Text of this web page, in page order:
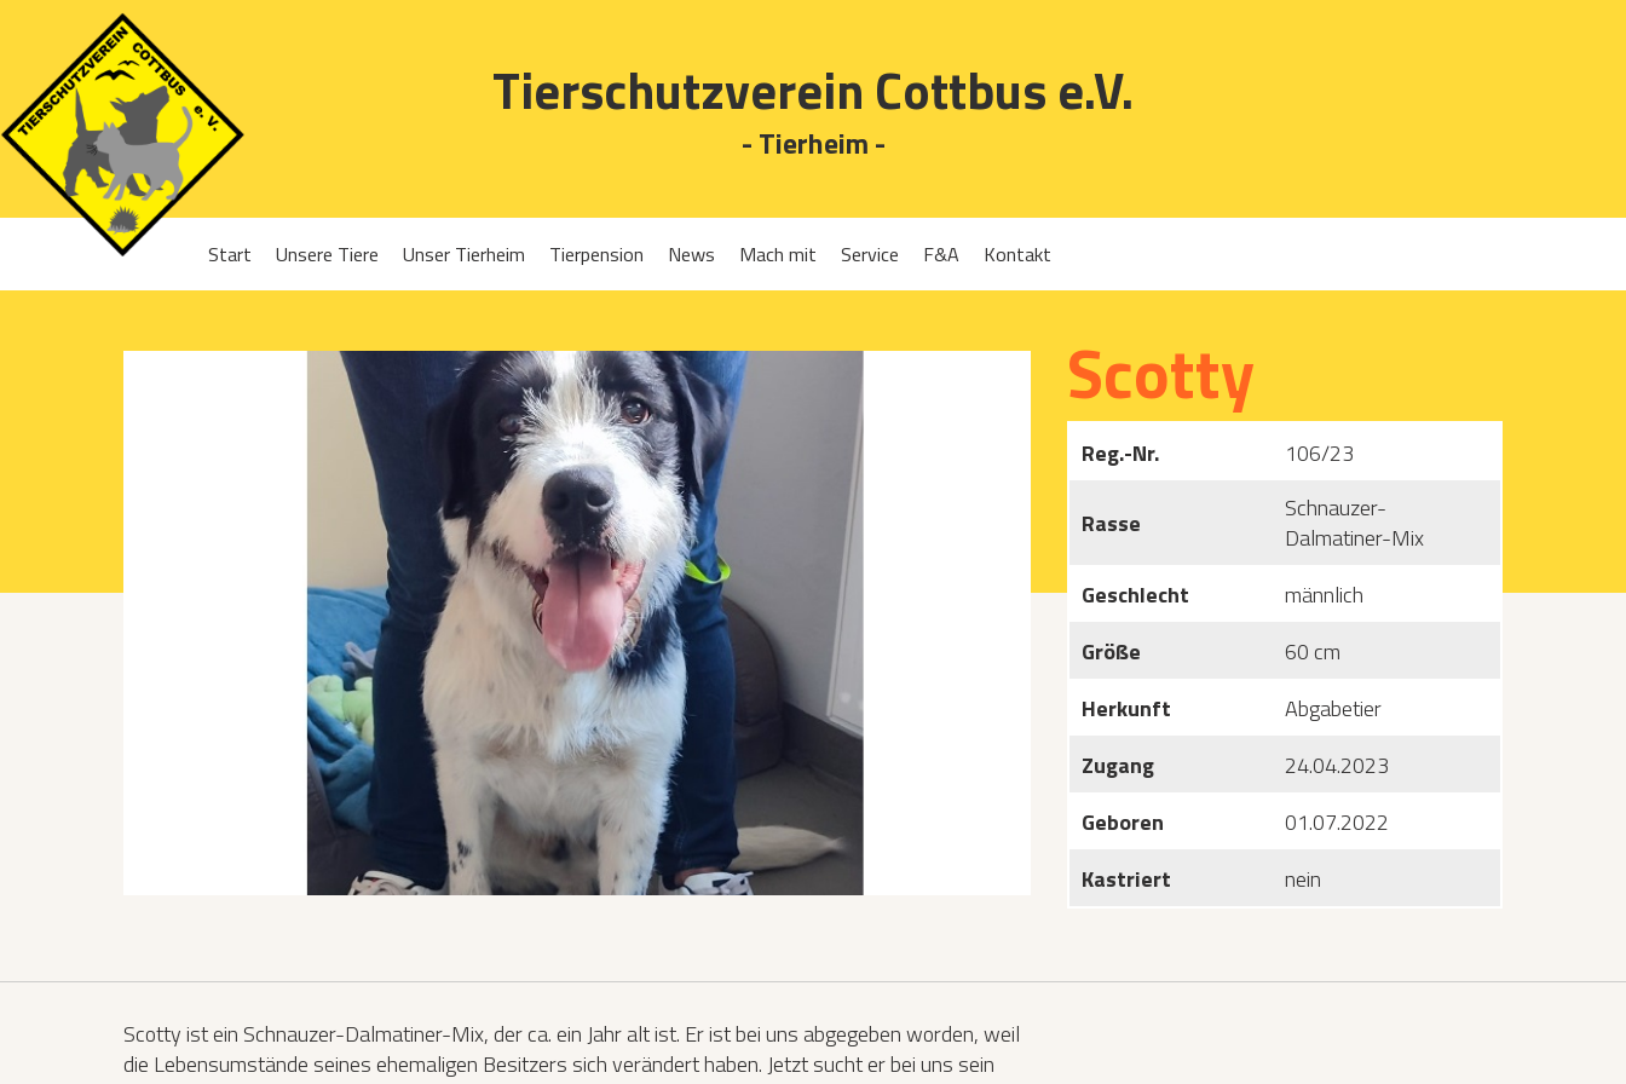
Tierschutzverein Cottbus e.V.
- Tierheim -
Start Unsere Tiere
Katzen
Kleintiere
Unser Tierheim
Projekte 2017
Projekte 2018
Projekte 2019
Projekte 2020
Projekte 2021
Projekte 2022
Projekte 2023
Projekte 2024
Organisation
Tierpension News Mach mit
Mitglied werden
Patenschaften
Katzen­futterplätze
Testament
Katzen vorlesen
Service F&A Kontakt
Scotty
Reg.-Nr. 106/23
Rasse
Schnauzer-
Dalmatiner-Mix
Geschlecht
männlich
Größe
60 cm
Herkunft
Abgabetier
Zugang
24.04.2023
Geboren
01.07.2022
Kastriert
nein
Scotty ist ein Schnauzer-Dalmatiner-Mix, der ca. ein Jahr alt ist. Er ist bei uns abgegeben worden, weil
die Lebensumstände seines ehemaligen Besitzers sich verändert haben. Jetzt sucht er bei uns sein